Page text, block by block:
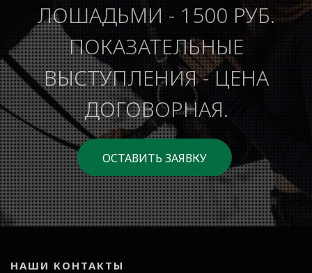
ЛОШАДЬМИ - 1500 РУБ.
ПОКАЗАТЕЛЬНЫЕ
ВЫСТУПЛЕНИЯ - ЦЕНА
ДОГОВОРНАЯ.
ОСТАВИТЬ ЗАЯВКУ
НАШИ КОНТАКТЫ